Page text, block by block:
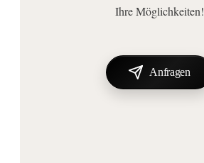
Ihre Möglichkeiten!
Anfragen